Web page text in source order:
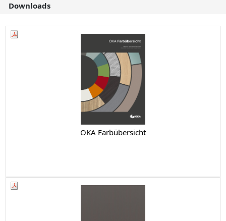
Downloads
OKA Farbübersicht